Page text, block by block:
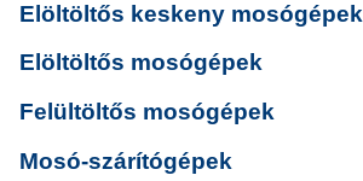
Elöltöltős keskeny mosógépek
Elöltöltős mosógépek
Felültöltős mosógépek
Mosó-szárítógépek